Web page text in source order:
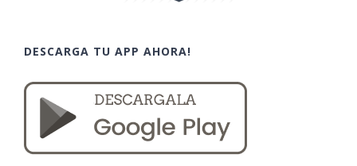
DESCARGA TU APP AHORA!